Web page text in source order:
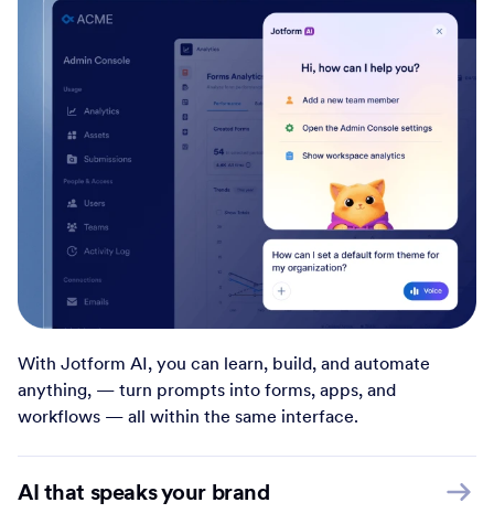
With Jotform AI, you can learn, build, and automate
anything, — turn prompts into forms, apps, and
workflows — all within the same interface.
AI that speaks your brand